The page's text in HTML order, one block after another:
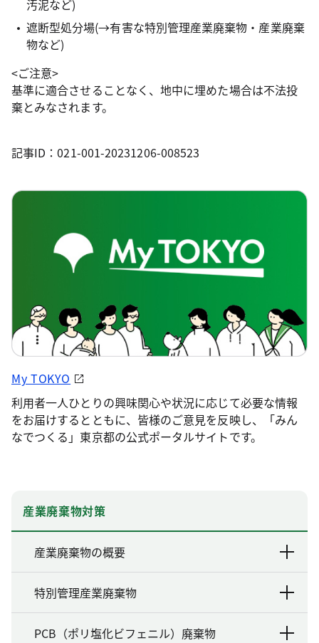
汚泥など)
遮断型処分場(→有害な特別管理産業廃棄物・産業廃棄
物など)
<ご注意>
基準に適合させることなく、地中に埋めた場合は不法投
棄とみなされます。
記事ID：021-001-20231206-008523
My TOKYO
利用者一人ひとりの興味関心や状況に応じて必要な情報
をお届けするとともに、皆様のご意見を反映し、「みん
なでつくる」東京都の公式ポータルサイトです。
産業廃棄物対策
産業廃棄物の概要
特別管理産業廃棄物
PCB（ポリ塩化ビフェニル）廃棄物